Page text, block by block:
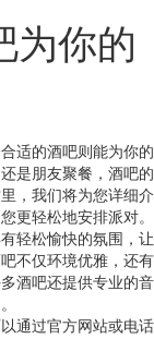
为你的
适的酒吧则能为你的
是朋友聚餐，酒吧的
，我们将为您详细介
更轻松地安排派对。
轻松愉快的氛围，让
不仅环境优雅，还有
酒吧还提供专业的音
通过官方网站或电话